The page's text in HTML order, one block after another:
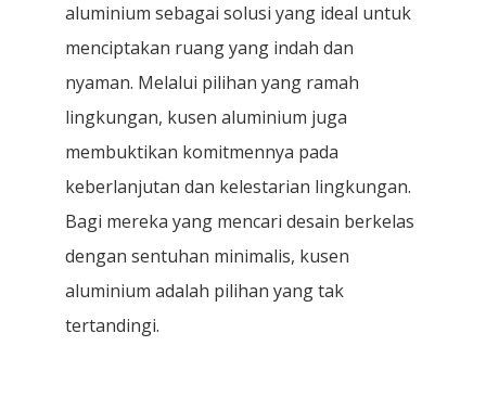
aluminium sebagai solusi yang ideal untuk
menciptakan ruang yang indah dan
nyaman. Melalui pilihan yang ramah
lingkungan, kusen aluminium juga
membuktikan komitmennya pada
keberlanjutan dan kelestarian lingkungan.
Bagi mereka yang mencari desain berkelas
dengan sentuhan minimalis, kusen
aluminium adalah pilihan yang tak
tertandingi.